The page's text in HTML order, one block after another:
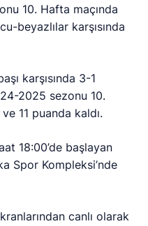
10. Hafta maçında
beyazlılar karşısında
karşısında 3-1
2025 sezonu 10.
11 puanda kaldı.
18:00’de başlayan
Spor Kompleksi’nde
canlı olarak